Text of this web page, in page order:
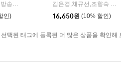
공사
인)
김은경,채규선,조향숙 등저
16,650원 (10% 할인)
택된 태그에 등록된 더 많은 상품을 확인해